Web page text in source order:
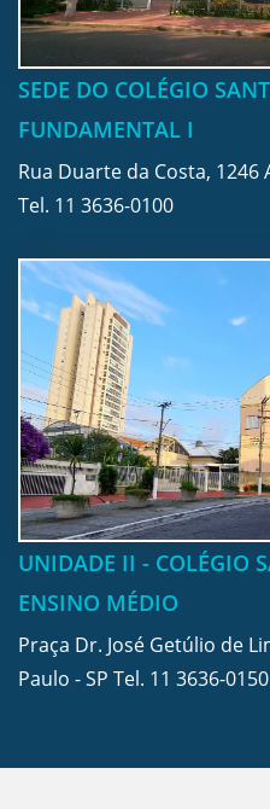
SEDE DO COLÉGIO
FUNDAMENTAL I
Rua Duarte da Costa, 1246
Tel. 11 3636-0100
UNIDADE II - COLÉGIO
ENSINO MÉDIO
Praça Dr. José Getúlio de
Paulo - SP Tel. 11 3636-0150